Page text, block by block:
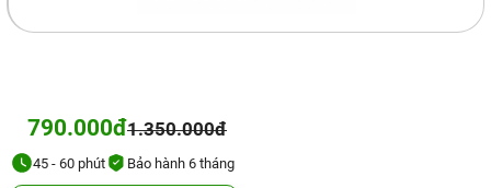
790.000đ1.350.000đ
45 - 60 phút Bảo hành 6 tháng